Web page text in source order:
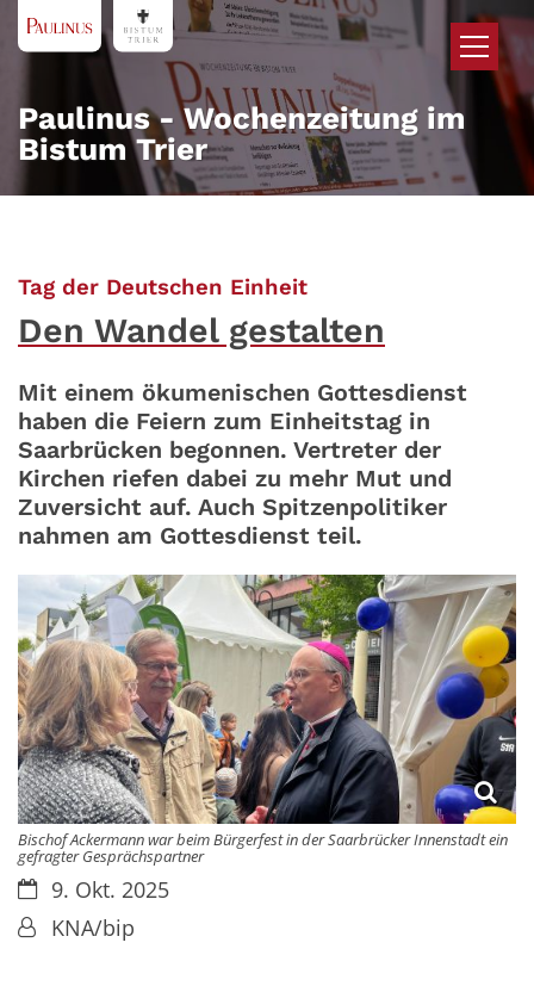
Zum Inhalt springen
Paulinus - Wochenzeitung im
Bistum Trier
Tag der Deutschen Einheit:
Den Wandel gestalten
Mit einem ökumenischen Gottesdienst
haben die Feiern zum Einheitstag in
Saarbrücken begonnen. Vertreter der
Kirchen riefen dabei zu mehr Mut und
Zuversicht auf. Auch Spitzenpolitiker
nahmen am Gottesdienst teil.
Bischof Ackermann war beim Bürgerfest in der Saarbrücker Innenstadt ein
gefragter Gesprächspartner
Datum:9. Okt. 2025
Von:KNA/bip